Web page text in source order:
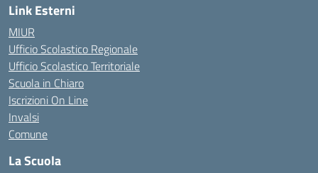
Link Esterni
MIUR
Ufficio Scolastico Regionale
Ufficio Scolastico Territoriale
Scuola in Chiaro
Iscrizioni On Line
Invalsi
Comune
La Scuola